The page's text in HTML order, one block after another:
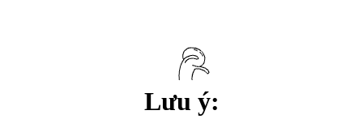
Lưu ý: